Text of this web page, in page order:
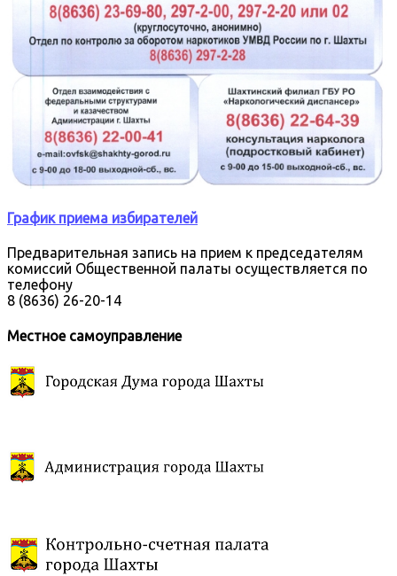
График приема избирателей
Предварительная запись на прием к председателям
комиссий Общественной палаты осуществляется по
телефону
8 (8636) 26-20-14
Местное самоуправление